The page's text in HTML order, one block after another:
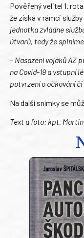
Pověřený velitel 1.
že získá v rámci
jednotka zvládne
útvarů, tedy že
– Nasazení vojáků AZ
na Covid-19 a vstupní
potvrzení o očkování
Na další snímky se
Text a foto: kpt.